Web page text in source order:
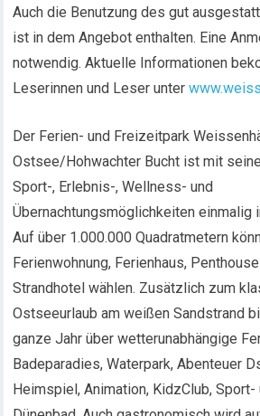
Auch die Benutzung des gut
ist in dem Angebot enthalten. Eine
notwendig. Aktuelle Informationen
Leserinnen und Leser unter
Der Ferien- und Freizeitpark
Ostsee/Hohwachter Bucht ist mit
Sport-, Erlebnis-, Wellness- und
Übernachtungsmöglichkeiten einmalig
Auf über 1.000.000 Quadratmetern
Ferienwohnung, Ferienhaus,
Strandhotel wählen. Zusätzlich zum
Ostseeurlaub am weißen Sandstrand
ganze Jahr über wetterunabhängige
Badeparadies, Waterpark, Abenteuer
Heimspiel, Animation, KidzClub,